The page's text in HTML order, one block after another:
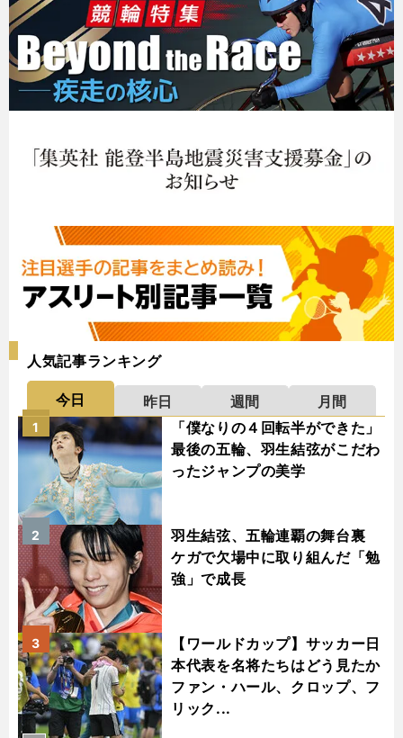
人気記事ランキング
今日 昨日 週間
月間
「僕なりの４回転半ができた」
最後の五輪、羽生結弦がこだわ
ったジャンプの美学
1
羽生結弦、五輪連覇の舞台裏
ケガで欠場中に取り組んだ「勉
強」で成長
2
【ワールドカップ】サッカー日
本代表を名将たちはどう見たか
ファン・ハール、クロップ、フ
リック...
3